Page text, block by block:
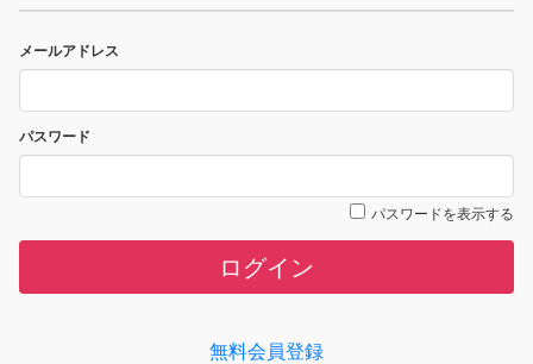
メールアドレス
パスワード
パスワードを表示する
ログイン
無料会員登録